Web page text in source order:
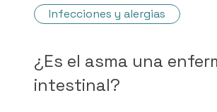
Infecciones y alergias
¿Es el asma una
intestinal?